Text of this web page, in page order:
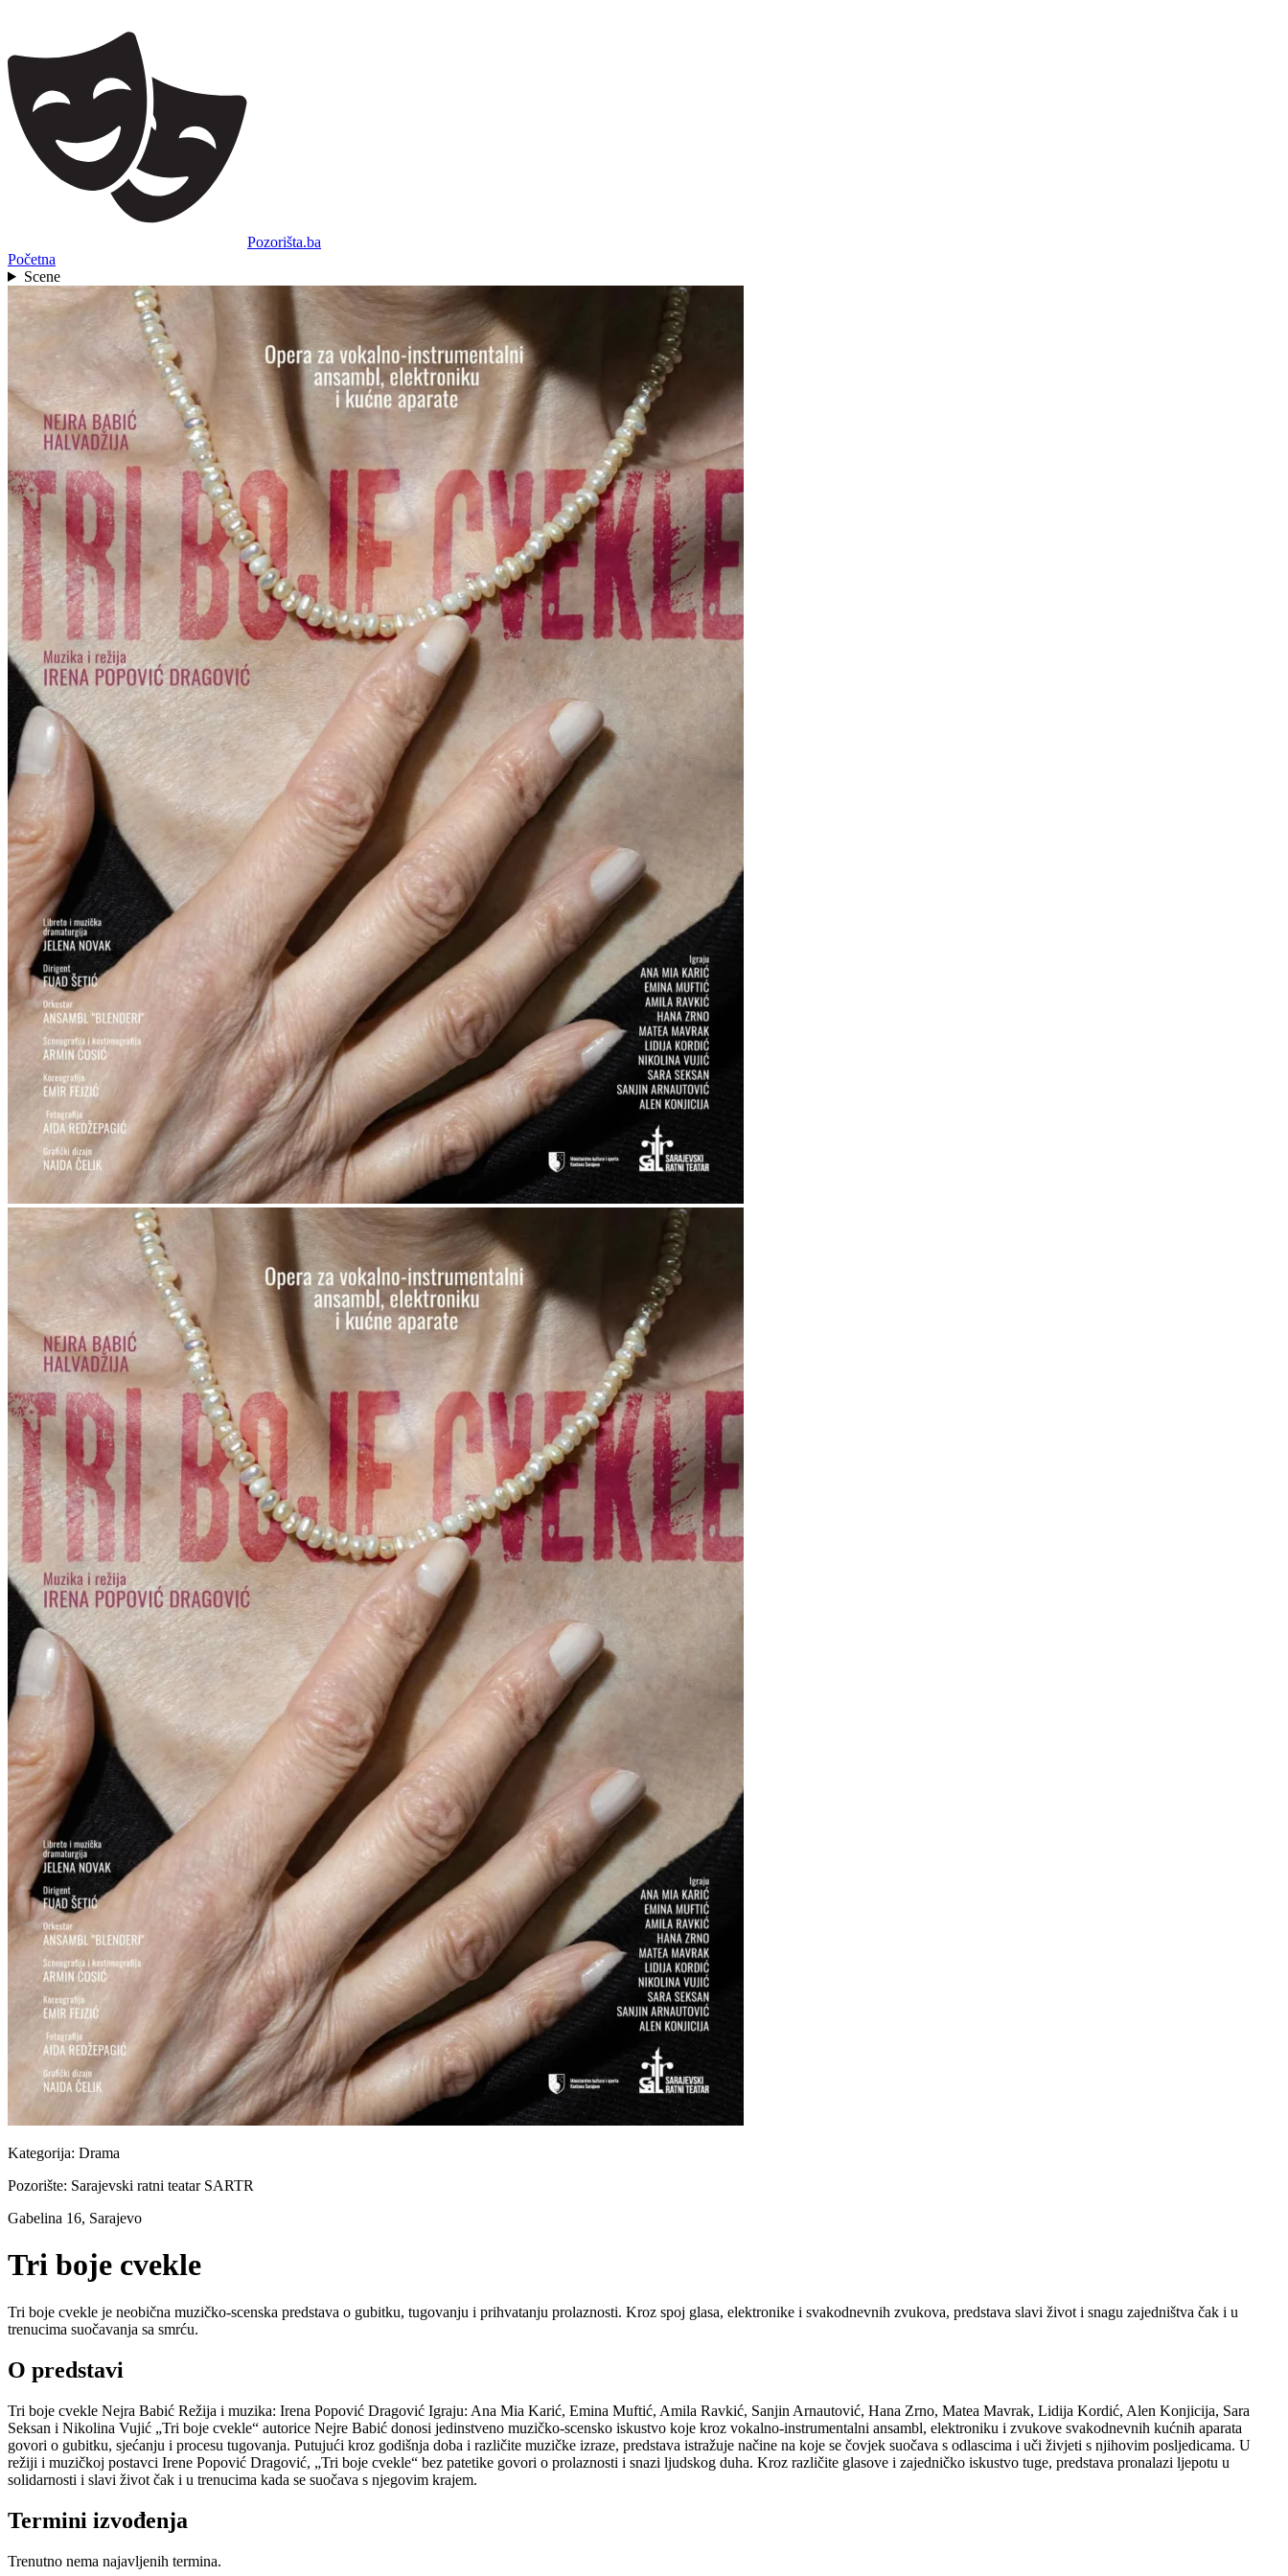
Pozorišta.ba
Početna
Scene
Kategorija: Drama
Pozorište: Sarajevski ratni teatar SARTR
Gabelina 16, Sarajevo
Tri boje cvekle
Tri boje cvekle je neobična muzičko-scenska predstava o gubitku, tugovanju i prihvatanju prolaznosti. Kroz spoj glasa, elektronike i svakodnevnih zvukova, predstava slavi život i snagu zajedništva čak i u
trenucima suočavanja sa smrću.
O predstavi
Tri boje cvekle Nejra Babić Režija i muzika: Irena Popović Dragović Igraju: Ana Mia Karić, Emina Muftić, Amila Ravkić, Sanjin Arnautović, Hana Zrno, Matea Mavrak, Lidija Kordić, Alen Konjicija, Sara
Seksan i Nikolina Vujić „Tri boje cvekle“ autorice Nejre Babić donosi jedinstveno muzičko-scensko iskustvo koje kroz vokalno-instrumentalni ansambl, elektroniku i zvukove svakodnevnih kućnih aparata
govori o gubitku, sjećanju i procesu tugovanja. Putujući kroz godišnja doba i različite muzičke izraze, predstava istražuje načine na koje se čovjek suočava s odlascima i uči živjeti s njihovim posljedicama. U
režiji i muzičkoj postavci Irene Popović Dragović, „Tri boje cvekle“ bez patetike govori o prolaznosti i snazi ljudskog duha. Kroz različite glasove i zajedničko iskustvo tuge, predstava pronalazi ljepotu u
solidarnosti i slavi život čak i u trenucima kada se suočava s njegovim krajem.
Termini izvođenja
Trenutno nema najavljenih termina.